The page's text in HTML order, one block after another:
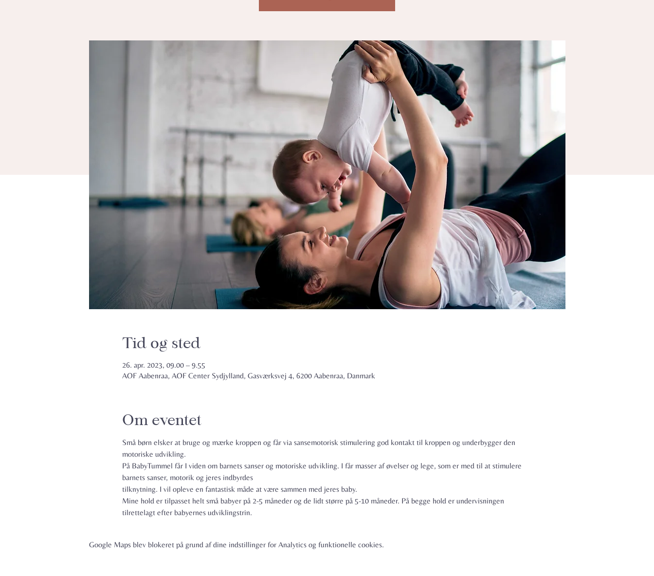
Tid og sted
26. apr. 2023, 09.00 – 9.55
AOF Aabenraa, AOF Center Sydjylland, Gasværksvej 4, 6200 Aabenraa, Danmark
Om eventet
Små børn elsker at bruge og mærke kroppen og får via sansemotorisk stimulering god kontakt til kroppen og underbygger den
motoriske udvikling.
På BabyTummel får I viden om barnets sanser og motoriske udvikling. I får masser af øvelser og lege, som er med til at stimulere
barnets sanser, motorik og jeres indbyrdes
tilknytning. I vil opleve en fantastisk måde at være sammen med jeres baby.
Mine hold er tilpasset helt små babyer på 2-5 måneder og de lidt større på 5-10 måneder. På begge hold er undervisningen
tilrettelagt efter babyernes udviklingstrin.
Google Maps blev blokeret på grund af dine indstillinger for Analytics og funktionelle cookies.